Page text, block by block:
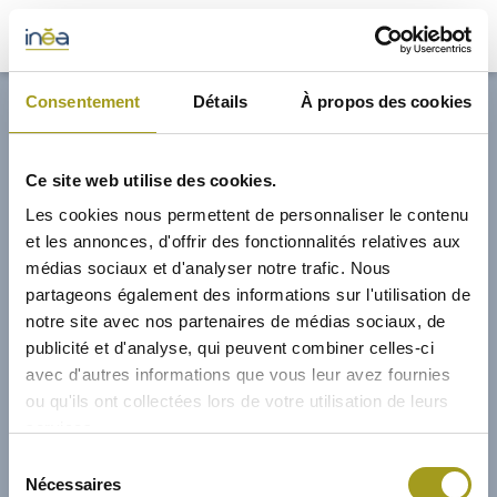
Consentement Détails À propos des cookies
Ce site web utilise des cookies.
Les cookies nous permettent de personnaliser le contenu
et les annonces, d'offrir des fonctionnalités relatives aux
médias sociaux et d'analyser notre trafic. Nous
partageons également des informations sur l'utilisation de
notre site avec nos partenaires de médias sociaux, de
publicité et d'analyse, qui peuvent combiner celles-ci
avec d'autres informations que vous leur avez fournies
ou qu'ils ont collectées lors de votre utilisation de leurs
Nécessaires
32,70€
ACTUS
INVESTISSEURS
PORTE-DOCUMENTS
GREEN BUILDING